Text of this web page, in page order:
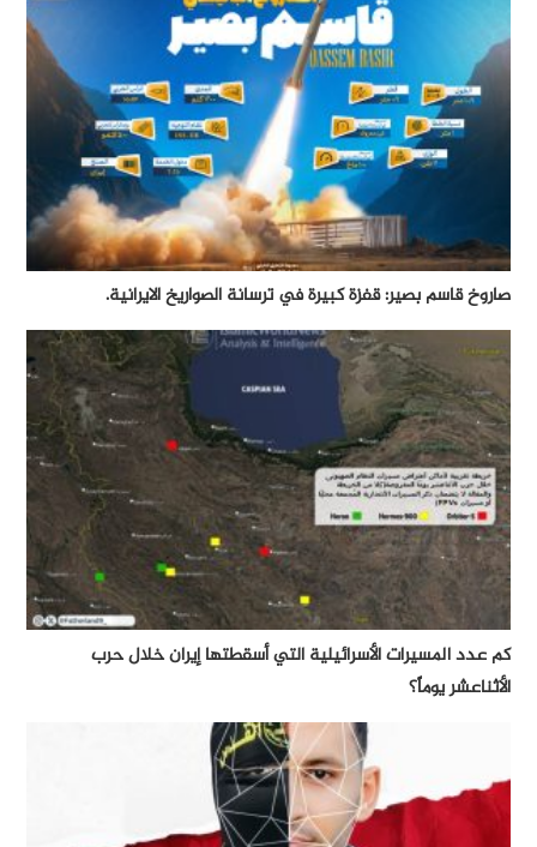
صاروخ قاسم بصير: قفزة كبيرة في ترسانة الصواريخ الايرانية.
كم عدد المسيرات الأسرائيلية التي أسقطتها إيران خلال حرب
الأثناعشر يوماً؟